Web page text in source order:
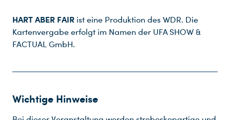
HART ABER FAIR ist eine Produktion des WDR. Die
Kartenvergabe erfolgt im Namen der UFA SHOW &
FACTUAL GmbH.
Wichtige Hinweise